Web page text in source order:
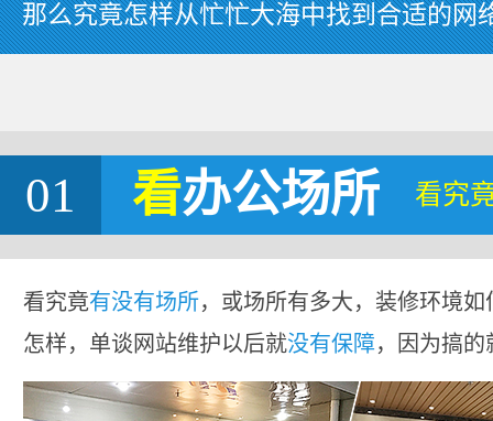
那么究竟怎样从忙忙大海中找到合适的网
01 看办公场所 看究
看究竟有没有场所，或场所有多大，装修环境
怎样，单谈网站维护以后就没有保障，因为搞